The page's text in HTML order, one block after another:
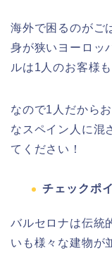
海外で困るのがご
身が狭いヨーロッ
ルは1人のお客様も
なので1人だから
なスペイン人に混
てください！
チェックポ
バルセロナは伝統
いも様々な建物が